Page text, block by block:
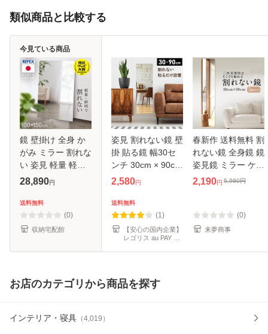
類似商品と比較する
鏡 壁掛け 全身 か
がみ ミラー 割れな
い 姿見 軽量 軽量
ミラー 全身ミラー
かがみ 国産 超軽量
安全 ウォールミラ
ー 壁掛
28,890円
送料無料
(0)
収納宅配館
今見ている商品
姿見 割れない鏡 壁
掛 貼る鏡 幅30セ
ンチ 30cm × 90cm
全身鏡 割れない 鏡
ルミラー
2,580円
送料無料
(1)
【安心の国内企業】
レゴリス au PAY マ
春新作 送料無料 割
れない鏡 全身鏡 鏡
姿見鏡 ミラー ケガ
防止 貼る 5枚セッ
次災害防止 穴あけ
不要
2,190円 5,980円
(0)
来夢商事
お店のカテゴリから商品を探す
インテリア・寝具 （4,019 ）